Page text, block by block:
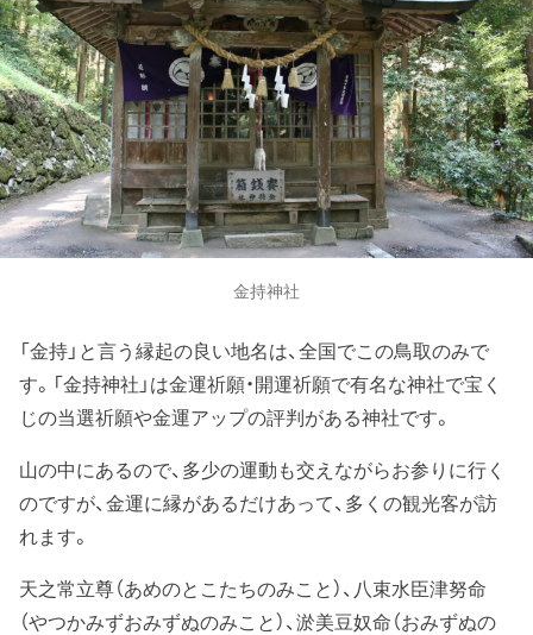
金持神社
「金持」と言う縁起の良い地名は、全国でこの鳥取のみで
す。「金持神社」は金運祈願・開運祈願で有名な神社で宝く
じの当選祈願や金運アップの評判がある神社です。
山の中にあるので、多少の運動も交えながらお参りに行く
のですが、金運に縁があるだけあって、多くの観光客が訪
れます。
天之常立尊（あめのとこたちのみこと）、八束水臣津努命
（やつかみずおみずぬのみこと）、淤美豆奴命（おみずぬの